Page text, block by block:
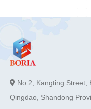
No.2, Kangting Street,
Qingdao, Shandong